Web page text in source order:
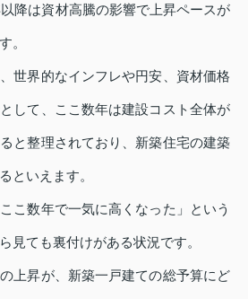
降は資材高騰の影響で上昇ペースが
。
世界的なインフレや円安、資材価格
して、ここ数年は建設コスト全体が
と整理されており、新築住宅の建築
といえます。
こ数年で一気に高くなった」という
見ても裏付けがある状況です。
上昇が、新築一戸建ての総予算にど